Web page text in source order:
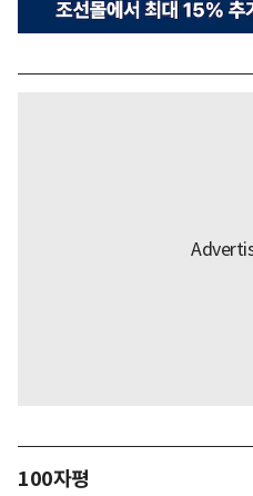
100자평